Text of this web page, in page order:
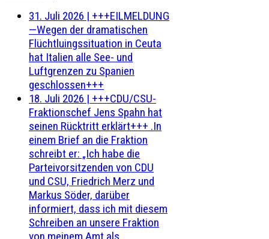
31. Juli 2026 | +++EILMELDUNG
—Wegen der dramatischen
Flüchtluingssituation in Ceuta
hat Italien alle See- und
Luftgrenzen zu Spanien
geschlossen+++
18. Juli 2026 | +++CDU/CSU-
Fraktionschef Jens Spahn hat
seinen Rücktritt erklärt+++ .In
einem Brief an die Fraktion
schreibt er: „Ich habe die
Parteivorsitzenden von CDU
und CSU, Friedrich Merz und
Markus Söder, darüber
informiert, dass ich mit diesem
Schreiben an unsere Fraktion